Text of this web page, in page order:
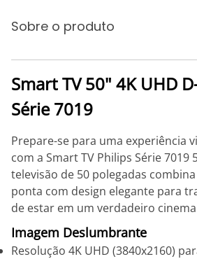
Sobre o produto
Smart TV 50" 4K UHD
Série 7019
Prepare-se para uma experiência
com a Smart TV Philips Série 7019
televisão de 50 polegadas
ponta com design elegante para
de estar em um verdadeiro
Imagem Deslumbrante
Resolução 4K UHD (3840x2160)